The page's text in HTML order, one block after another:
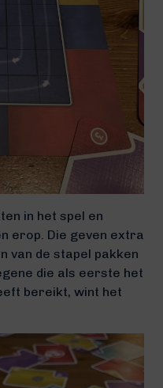
in het spel en
erop. Die geven extra
van de stapel pakken
die als eerste het
bereikt, wint het